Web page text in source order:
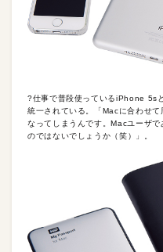
?仕事で普段使っているiPhone 5s
統一されている。「Macに合わせて
なってしまうんです。Macユーザ
のではないでしょうか（笑）」。